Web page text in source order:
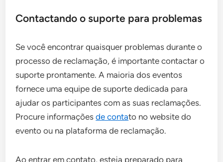
Contactando o suporte para problemas
Se você encontrar quaisquer problemas durante o
processo de reclamação, é importante contactar o
suporte prontamente. A maioria dos eventos
fornece uma equipe de suporte dedicada para
ajudar os participantes com as suas reclamações.
Procure informaçõesde contato no website do
evento ou na plataforma de reclamação.
Ao entrar em contato, esteja preparado para